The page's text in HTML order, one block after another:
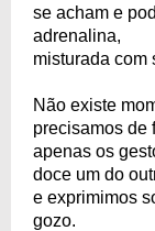
se acham e
adrenalina,
misturada com
Não existe
precisamos de
apenas os
doce um do
e exprimimos
gozo.